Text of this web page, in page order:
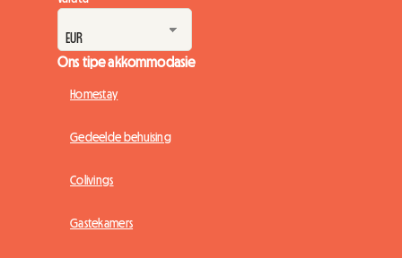
Ons tipe akkommodasie
Homestay
Gedeelde behuising
Colivings
Gastekamers